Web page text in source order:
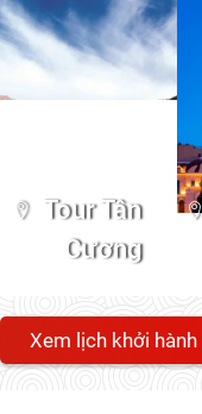
Tour Tân
Cương
Xem lịch khởi hành